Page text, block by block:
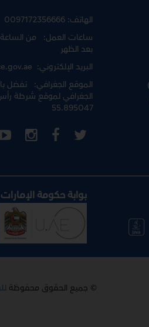
الهاتف:0097172356666
ساعات العمل:
بعد الظهر
البريد الإلكتروني:
الموقع الجغرافي:
تفضل
الجغرافي لموقع شرطة
55.895047
بوابة حكومة الإمارات
© جميع الحقوق محفوظة